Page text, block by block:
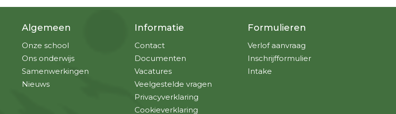
Algemeen
Onze school
Ons onderwijs
Samenwerkingen
Nieuws
Informatie
Contact
Documenten
Vacatures
Veelgestelde vragen
Privacyverklaring
Cookieverklaring
Formulieren
Verlof aanvraag
Inschrijfformulier
Intake